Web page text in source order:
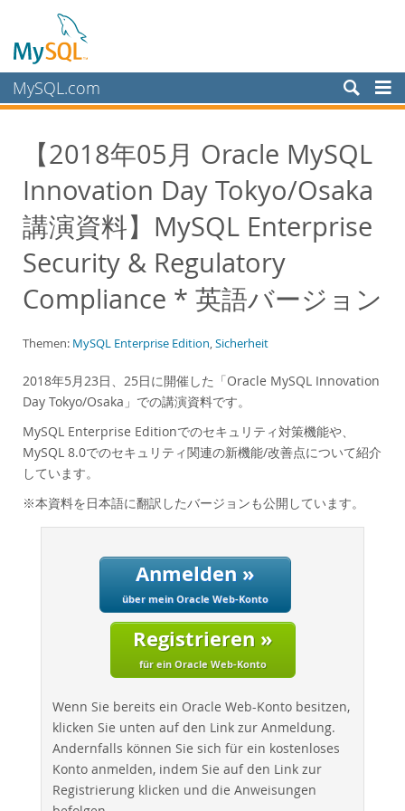
MySQL.com
Schulung, Beratung, Support
Partner
Kunden
Warum MySQL?
Presentations
Books
Performance
Benchmarks
Migration
Industries
Entwickler-Bereich
【2018年05月 Oracle MySQL
Innovation Day Tokyo/Osaka
講演資料】MySQL Enterprise
Security & Regulatory
Compliance * 英語バージョン
Themen: MySQL Enterprise Edition,Sicherheit
2018年5月23日、25日に開催した「Oracle MySQL Innovation
Day Tokyo/Osaka」での講演資料です。
MySQL Enterprise Editionでのセキュリティ対策機能や、
MySQL 8.0でのセキュリティ関連の新機能/改善点について紹介
しています。
※本資料を日本語に翻訳したバージョンも公開しています。
Anmelden »
über mein Oracle Web-Konto
Registrieren »
für ein Oracle Web-Konto
Wenn Sie bereits ein Oracle Web-Konto besitzen,
klicken Sie unten auf den Link zur Anmeldung.
Andernfalls können Sie sich für ein kostenloses
Konto anmelden, indem Sie auf den Link zur
Registrierung klicken und die Anweisungen